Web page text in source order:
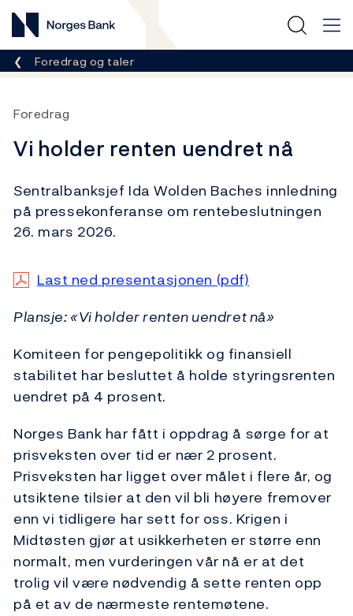
Norges Bank
Her er du nå:
Foredrag og taler
Foredrag
Vi holder renten uendret nå
Sentralbanksjef Ida Wolden Baches innledning
på pressekonferanse om rentebeslutningen
26. mars 2026.
Last ned presentasjonen (pdf)
Plansje: «Vi holder renten uendret nå»
Komiteen for pengepolitikk og finansiell
stabilitet har besluttet å holde styringsrenten
uendret på 4 prosent.
Norges Bank har fått i oppdrag å sørge for at
prisveksten over tid er nær 2 prosent.
Prisveksten har ligget over målet i flere år, og
utsiktene tilsier at den vil bli høyere fremover
enn vi tidligere har sett for oss. Krigen i
Midtøsten gjør at usikkerheten er større enn
normalt, men vurderingen vår nå er at det
trolig vil være nødvendig å sette renten opp
på et av de nærmeste rentemøtene.